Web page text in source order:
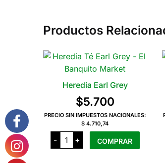
Productos
Heredia Earl Grey
$5.700
PRECIO SIN IMPUESTOS NACIONALES:
$ 4.710,74
-
Heredia
Earl
Grey
+ COMPRAR